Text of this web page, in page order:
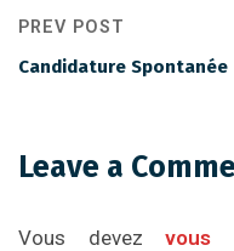
PREV POST
Candidature Spontanée
Leave a
Vous devezvous